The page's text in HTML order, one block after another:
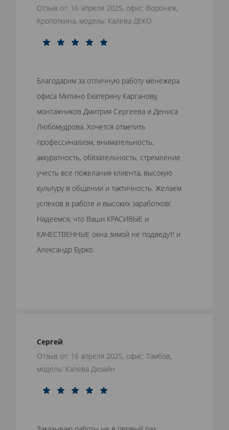
Отзыв от: 16 апреля 2025, офис: Воронеж,
Кропоткина, модель: Калева ДЕКО
Благодарим за отличную работу менежера
офиса Митино Екатерину Карганову,
монтажников Дмитрия Сергеева и Дениса
Любомудрова. Хочется отметить
профессинализм, внимательность,
аккуратность, обязательность, стремление
учесть все пожелания клиента, высокую
культуру в общении и тактичность. Желаем
успехов в работе и высоких заработков!
Надеемся, что Ваши КРАСИВЫЕ и
КАЧЕСТВЕННЫЕ окна зимой не подведут! и
Александр Бурко.
Сергей
Отзыв от: 16 апреля 2025, офис: Тамбов,
модель: Калева Дизайн